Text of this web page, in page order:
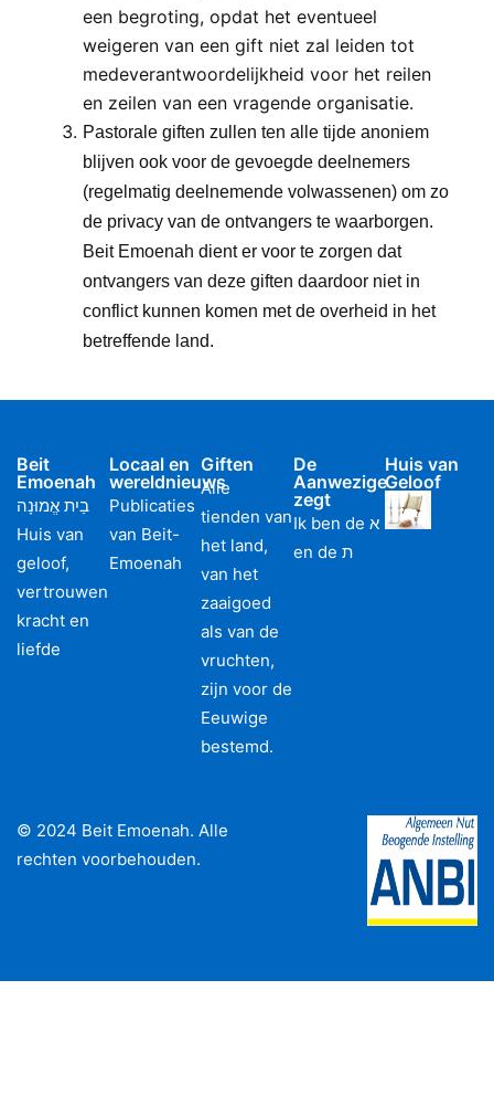
een begroting, opdat het eventueel
weigeren van een gift niet zal leiden tot
medeverantwoordelijkheid voor het reilen
en zeilen van een vragende organisatie.
Pastorale giften zullen ten alle tijde anoniem
blijven ook voor de gevoegde deelnemers
(regelmatig deelnemende volwassenen) om zo
de privacy van de ontvangers te waarborgen.
Beit Emoenah dient er voor te zorgen dat
ontvangers van deze giften daardoor niet in
conflict kunnen komen met de overheid in het
betreffende land.
Beit
Emoenah
בַיִת אֱמוּנָה
Huis van
geloof,
vertrouwen
kracht en
liefde
Locaal en
wereldnieuws
Publicaties
van Beit-
Emoenah
Giften
Alle
tienden van
het land,
van het
zaaigoed
als van de
vruchten,
zijn voor de
Eeuwige
bestemd.
De
Aanwezige
zegt
Ik ben de א
en de ת
Huis van
Geloof
© 2024 Beit Emoenah. Alle
rechten voorbehouden.